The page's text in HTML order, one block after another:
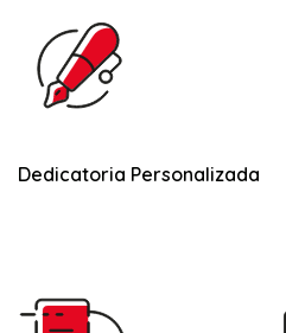
Dedicatoria Personalizada